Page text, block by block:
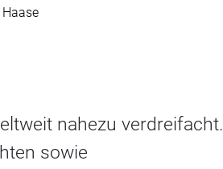
nahezu verdreifacht.
sowie